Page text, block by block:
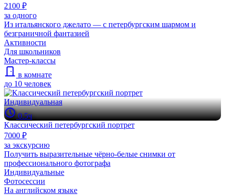
2100 ₽
за одного
Из итальянского джелато — с петербургским шармом и
безграничной фантазией
Активности
Для школьников
Мастер-классы
в комнате
до 10 человек
Индивидуальная
0.5ч
Классический петербургский портрет
7000 ₽
за экскурсию
Получить выразительные чёрно-белые снимки от
профессионального фотографа
Индивидуальные
Фотосессии
На английском языке